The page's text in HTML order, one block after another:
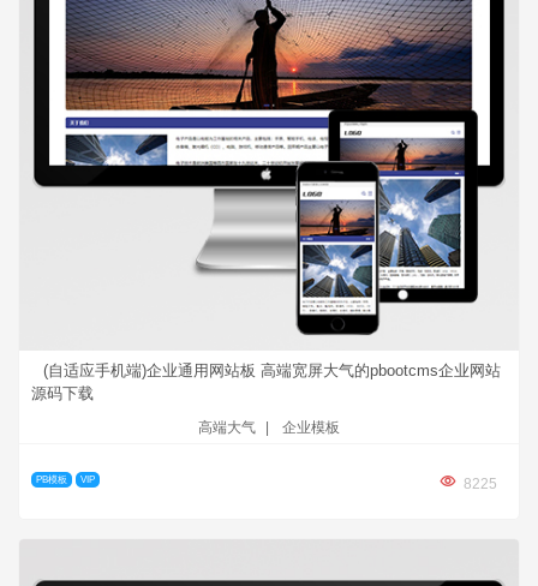
(自适应手机端)企业通用网站板 高端宽屏大气的pbootcms企业网站
源码下载
高端大气 企业模板
PB模板 VIP 8225